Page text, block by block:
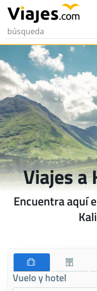
Viajes a
Encuentra aquí
Vuelo y hotel